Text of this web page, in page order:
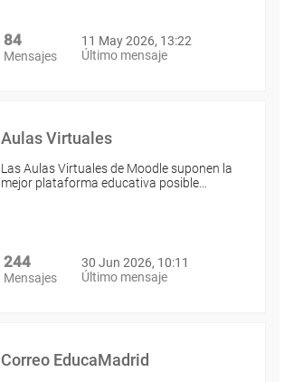
84
Mensajes
11 May 2026, 13:22
Último mensaje
Aulas Virtuales
Las Aulas Virtuales de Moodle suponen la
mejor plataforma educativa posible…
244
Mensajes
30 Jun 2026, 10:11
Último mensaje
Correo EducaMadrid